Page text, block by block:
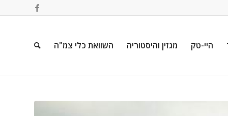
היי-טק מגזין והיסטוריה השוואת כלי צמ"ה